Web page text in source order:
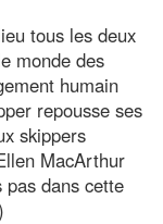
tous les deux
monde des
humain
repousse ses
skippers
MacArthur
dans cette